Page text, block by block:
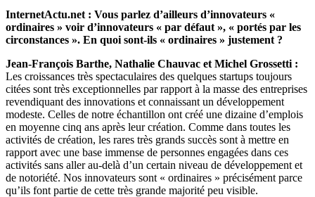
InternetActu.net : Vous parlez d’ailleurs d’innovateurs «
ordinaires » voir d’innovateurs « par défaut », « portés par les
circonstances ». En quoi sont-ils « ordinaires » justement ?
Jean-François Barthe, Nathalie Chauvac et Michel Grossetti :
Les croissances très spectaculaires des quelques startups toujours
citées sont très exceptionnelles par rapport à la masse des entreprises
revendiquant des innovations et connaissant un développement
modeste. Celles de notre échantillon ont créé une dizaine d’emplois
en moyenne cinq ans après leur création. Comme dans toutes les
activités de création, les rares très grands succès sont à mettre en
rapport avec une base immense de personnes engagées dans ces
activités sans aller au-delà d’un certain niveau de développement et
de notoriété. Nos innovateurs sont « ordinaires » précisément parce
qu’ils font partie de cette très grande majorité peu visible.